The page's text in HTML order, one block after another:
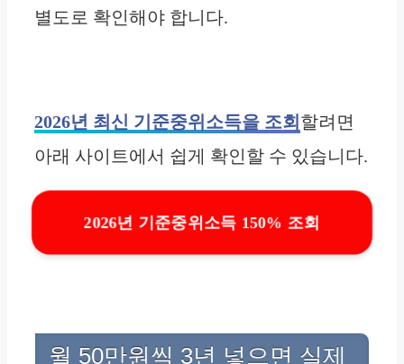
별도로 확인해야 합니다.
2026년 최신 기준중위소득을 조회할려면
아래 사이트에서 쉽게 확인할 수 있습니다.
2026년 기준중위소득 150% 조회
월 50만원씩 3년 넣으면 실제